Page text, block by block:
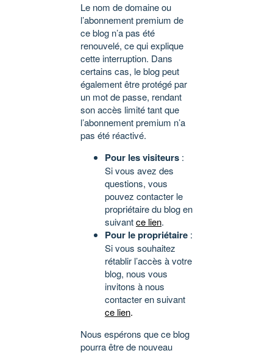
Le nom de domaine ou
l’abonnement premium de
ce blog n’a pas été
renouvelé, ce qui explique
cette interruption. Dans
certains cas, le blog peut
également être protégé par
un mot de passe, rendant
son accès limité tant que
l’abonnement premium n’a
pas été réactivé.
Pour les visiteurs :
Si vous avez des
questions, vous
pouvez contacter le
propriétaire du blog en
suivantce lien.
Pour le propriétaire :
Si vous souhaitez
rétablir l’accès à votre
blog, nous vous
invitons à nous
contacter en suivant
ce lien.
Nous espérons que ce blog
pourra être de nouveau